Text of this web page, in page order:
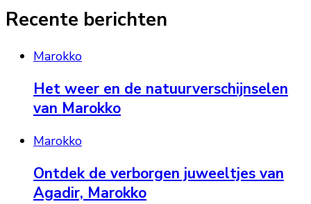
Recente berichten
Marokko
Het weer en de natuurverschijnselen
van Marokko
Marokko
Ontdek de verborgen juweeltjes van
Agadir, Marokko